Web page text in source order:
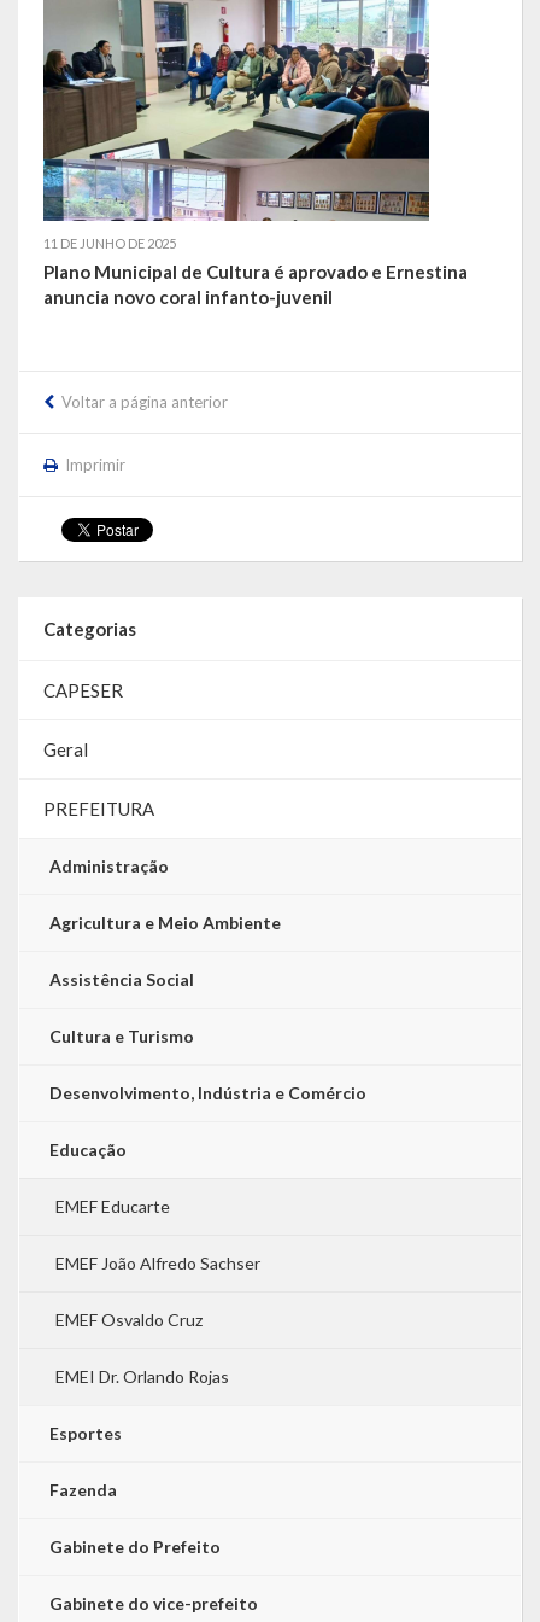
LEIS ORDINÁRIAS
LEIS COMPLEMENTARES
DECRETOS
Publicações
Conselhos Municipais
Concursos
Termos de Compromisso
RGF – Relatório de Gestão Fiscal
RREO – Relatório Resumido da Execução Orçamentária
LOA – Lei Orçamentária Anual
11 DE JUNHO DE 2025
Plano Municipal de Cultura é aprovado e Ernestina
anuncia novo coral infanto-juvenil
Voltar a página anterior
Imprimir
Categorias
CAPESER
Geral
PREFEITURA
Administração
Agricultura e Meio Ambiente
Assistência Social
Cultura e Turismo
Desenvolvimento, Indústria e Comércio
Educação
EMEF Educarte
EMEF João Alfredo Sachser
EMEF Osvaldo Cruz
EMEI Dr. Orlando Rojas
Esportes
Fazenda
Gabinete do Prefeito
Gabinete do vice-prefeito